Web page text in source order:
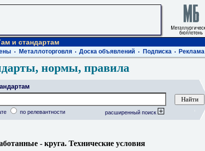
и стандартам
Металлоторговля Доска объявлений Подписка Реклама
нормы, правила
по релевантности расширенный поиск
- круга. Технические условия